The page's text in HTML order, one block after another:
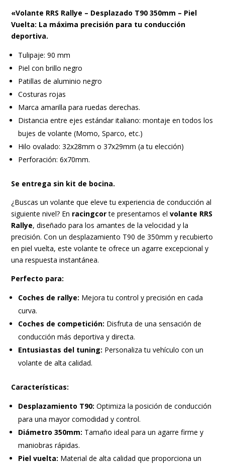
DESPLAZADO
T90
350MM
VUELTA
cantidad
«Volante RRS Rallye – Desplazado T90 350mm – Piel
Vuelta: La máxima precisión para tu conducción
deportiva.
Tulipaje: 90 mm
Piel con brillo negro
Patillas de aluminio negro
Costuras rojas
Marca amarilla para ruedas derechas.
Distancia entre ejes estándar italiano: montaje en todos los
bujes de volante (Momo, Sparco, etc.)
Hilo ovalado: 32x28mm o 37x29mm (a tu elección)
Perforación: 6x70mm.
Se entrega sin kit de bocina.
¿Buscas un volante que eleve tu experiencia de conducción al
siguiente nivel? En racingcorte presentamos elvolante RRS
Rallye, diseñado para los amantes de la velocidad y la
precisión. Con un desplazamiento T90 de 350mm y recubierto
en piel vuelta, este volante te ofrece un agarre excepcional y
una respuesta instantánea.
Perfecto para:
Coches de rallye: Mejora tu control y precisión en cada
curva.
Coches de competición: Disfruta de una sensación de
conducción más deportiva y directa.
Entusiastas del tuning: Personaliza tu vehículo con un
volante de alta calidad.
Características:
Desplazamiento T90: Optimiza la posición de conducción
para una mayor comodidad y control.
Diámetro 350mm: Tamaño ideal para un agarre firme y
maniobras rápidas.
Piel vuelta: Material de alta calidad que proporciona un